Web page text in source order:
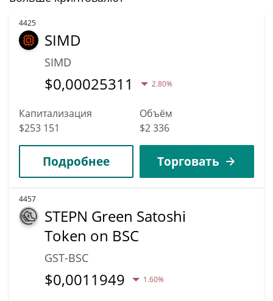
4425
SIMD
SIMD
$0,00025311 2.80%
Капитализация
$253 151
Объём
$2 336
Подробнее Торговать
4457
STEPN Green Satoshi
Token on BSC
GST-BSC
$0,0011949 1.60%